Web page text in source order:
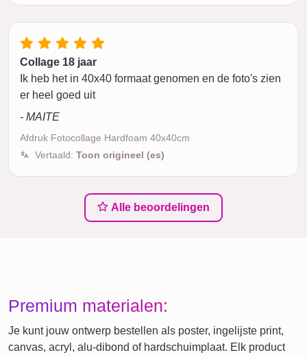
Collage 18 jaar
Ik heb het in 40x40 formaat genomen en de foto's zien
er heel goed uit
- MAITE
Afdruk Fotocollage Hardfoam 40x40cm
Vertaald: Toon origineel (es)
Alle beoordelingen
Premium materialen:
Je kunt jouw ontwerp bestellen als poster, ingelijste print,
canvas, acryl, alu-dibond of hardschuimplaat. Elk product